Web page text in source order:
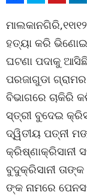
ହତ୍ୟା କରି ଭିଣୋଇ
ଘଟଣା ପଦାକୁ
ପରଜାଗୁଡା
ବିଭାଗରେ ଚାକିରି
ସ୍ତ୍ରୀ ବୁଦେଇ
ଦ୍ୱିତୀୟ ପତ୍ନୀ
କ୍ରିଷ୍ଣାକ୍ରିସାନୀ
ବୁଦୁକ୍ରିସାନୀ
ଙ୍କ ନାମରେ